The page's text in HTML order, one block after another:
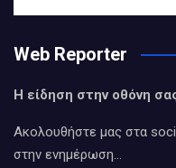
Web Reporter
Η είδηση στην οθόνη
Ακολουθήστε μας στα
στην ενημέρωση…